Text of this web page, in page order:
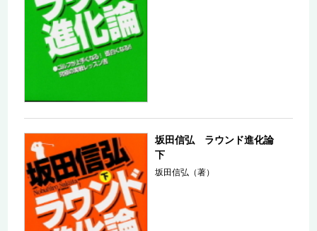
坂田信弘 ラウンド進化論
下
坂田信弘（著）